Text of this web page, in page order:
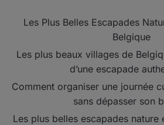
Les Plus Belles Escapades
Belgique
Les plus beaux villages de
d’une escapade
Comment organiser une journée
sans dépasser son
Les plus belles escapades nature